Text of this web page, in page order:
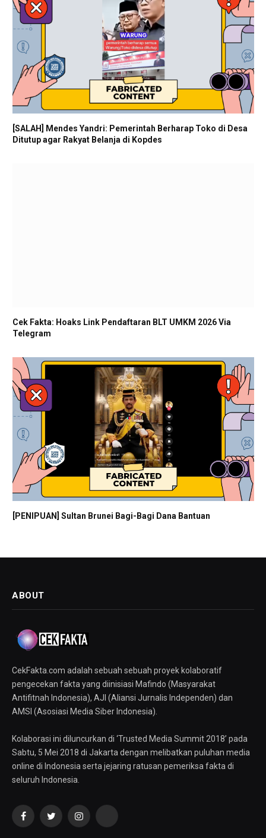
[SALAH] Mendes Yandri: Pemerintah Berharap Toko di Desa
Ditutup agar Rakyat Belanja di Kopdes
Cek Fakta: Hoaks Link Pendaftaran BLT UMKM 2026 Via
Telegram
[PENIPUAN] Sultan Brunei Bagi-Bagi Dana Bantuan
ABOUT
CekFakta.com adalah sebuah sebuah proyek kolaboratif
pengecekan fakta yang diinisiasi Mafindo (Masyarakat
Antifitnah Indonesia), AJI (Aliansi Jurnalis Independen) dan
AMSI (Asosiasi Media Siber Indonesia).
Kolaborasi ini diluncurkan di ‘Trusted Media Summit 2018’ pada
Sabtu, 5 Mei 2018 di Jakarta dengan melibatkan puluhan media
online di Indonesia serta jejaring ratusan pemeriksa fakta di
seluruh Indonesia.
FacebookTwitterInstagramYouTube